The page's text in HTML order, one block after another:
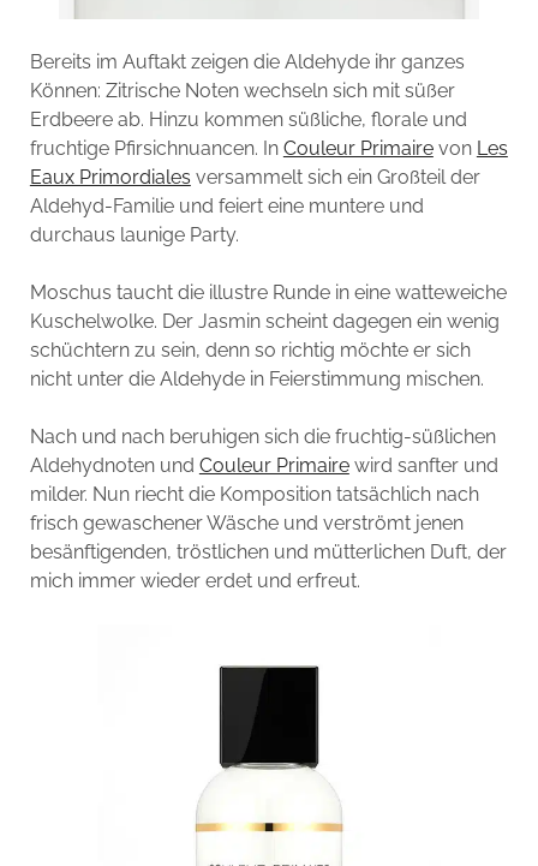
Bereits im Auftakt zeigen die Aldehyde ihr ganzes
Können: Zitrische Noten wechseln sich mit süßer
Erdbeere ab. Hinzu kommen süßliche, florale und
fruchtige Pfirsichnuancen. In Couleur Primairevon Les
Eaux Primordiales versammelt sich ein Großteil der
Aldehyd-Familie und feiert eine muntere und
durchaus launige Party.
Moschus taucht die illustre Runde in eine watteweiche
Kuschelwolke. Der Jasmin scheint dagegen ein wenig
schüchtern zu sein, denn so richtig möchte er sich
nicht unter die Aldehyde in Feierstimmung mischen.
Nach und nach beruhigen sich die fruchtig-süßlichen
Aldehydnoten und Couleur Primairewird sanfter und
milder. Nun riecht die Komposition tatsächlich nach
frisch gewaschener Wäsche und verströmt jenen
besänftigenden, tröstlichen und mütterlichen Duft, der
mich immer wieder erdet und erfreut.